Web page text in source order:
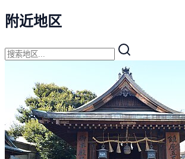
附近地区